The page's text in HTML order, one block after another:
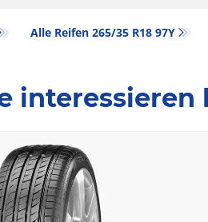
Alle Reifen‎ 265/35 R18 97Y
interessieren